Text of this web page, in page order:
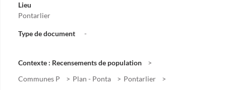
Lieu
Pontarlier
Type de document -
Contexte : Recensements de population
Communes P
Plan - Ponta
Pontarlier